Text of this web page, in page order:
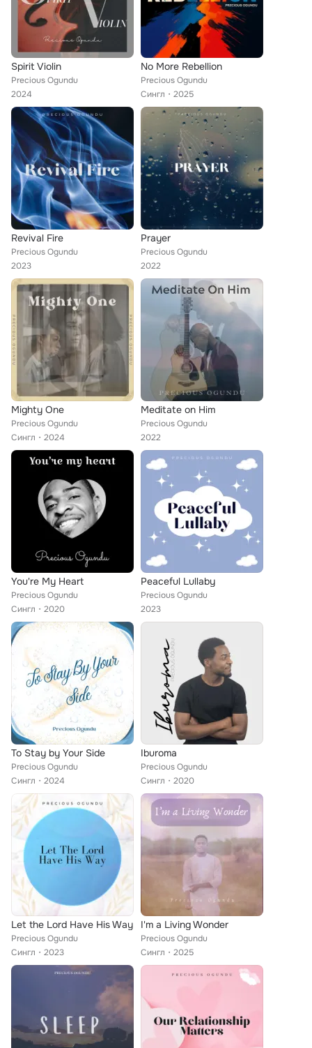
Spirit Violin
Precious Ogundu
2024
No More Rebellion
Precious Ogundu
Сингл
2025
Revival Fire
Precious Ogundu
2023
Prayer
Precious Ogundu
2022
Mighty One
Precious Ogundu
Сингл
2024
Meditate on Him
Precious Ogundu
2022
You're My Heart
Precious Ogundu
Сингл
2020
Peaceful Lullaby
Precious Ogundu
2023
To Stay by Your Side
Precious Ogundu
Сингл
2024
Iburoma
Precious Ogundu
Сингл
2020
Let the Lord Have His Way
Precious Ogundu
Сингл
2023
I'm a Living Wonder
Precious Ogundu
Сингл
2025